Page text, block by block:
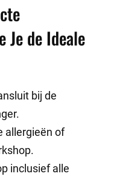
Je de Ideale
bij de
allergieën of
inclusief alle